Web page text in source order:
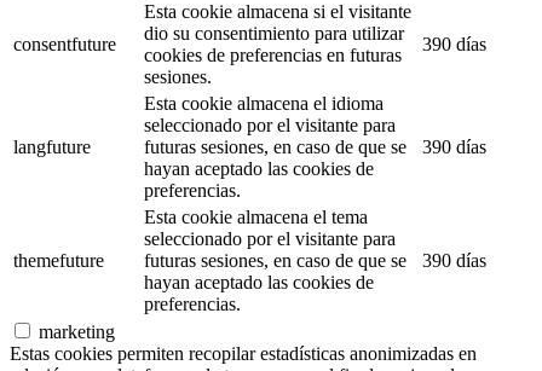
consentfuture
Esta cookie almacena si el visitante
dio su consentimiento para utilizar
cookies de preferencias en futuras
sesiones.
390 días
langfuture
Esta cookie almacena el idioma
seleccionado por el visitante para
futuras sesiones, en caso de que se
hayan aceptado las cookies de
preferencias.
390 días
themefuture
Esta cookie almacena el tema
seleccionado por el visitante para
futuras sesiones, en caso de que se
hayan aceptado las cookies de
preferencias.
390 días
marketing
Estas cookies permiten recopilar estadísticas anonimizadas en